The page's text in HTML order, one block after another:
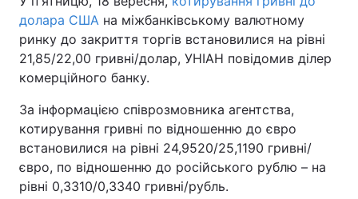
долара США на міжбанківському валютному
ринку до закриття торгів встановилися на рівні
21,85/22,00 гривні/долар, УНІАН повідомив ділер
комерційного банку.
За інформацією співрозмовника агентства,
котирування гривні по відношенню до євро
встановилися на рівні 24,9520/25,1190 гривні/
євро, по відношенню до російського рублю – на
рівні 0,3310/0,3340 гривні/рубль.